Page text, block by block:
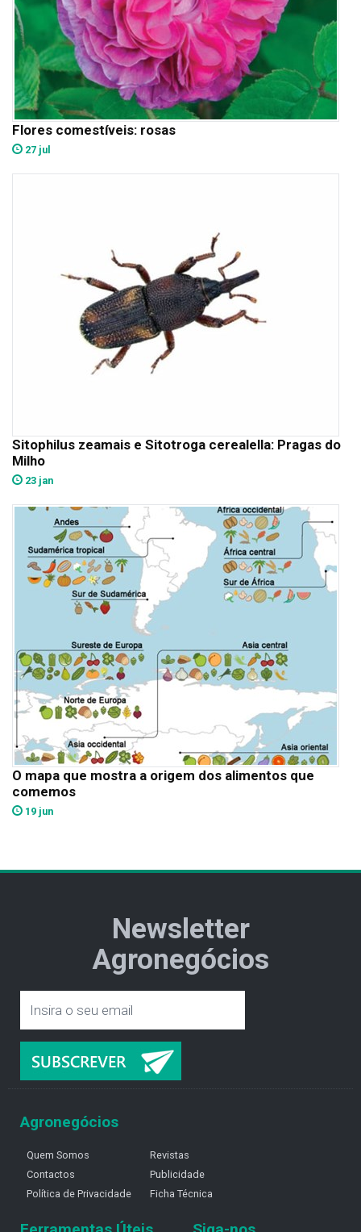
Flores comestíveis: rosas
27 jul
Sitophilus zeamais e Sitotroga cerealella: Pragas do
Milho
23 jan
O mapa que mostra a origem dos alimentos que
comemos
19 jun
Newsletter
Agronegócios
Agronegócios
Quem Somos
Contactos
Política de Privacidade
Revistas
Publicidade
Ficha Técnica